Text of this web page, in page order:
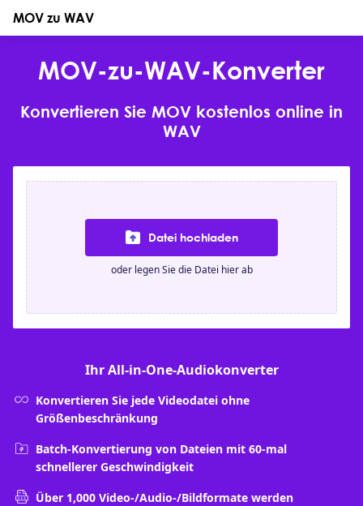
MOV zu WAV
MOV-zu-WAV-Konverter
Konvertieren Sie MOV kostenlos online in
WAV
Datei hochladen
oder legen Sie die Datei hier ab
Ihr All-in-One-Audiokonverter
Konvertieren Sie jede Videodatei ohne
Größenbeschränkung
Batch-Konvertierung von Dateien mit 60-mal
schnellerer Geschwindigkeit
Über 1,000 Video-/Audio-/Bildformate werden